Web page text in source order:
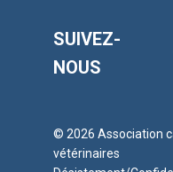
SUIVEZ-
NOUS
© 2026 Association
vétérinaires